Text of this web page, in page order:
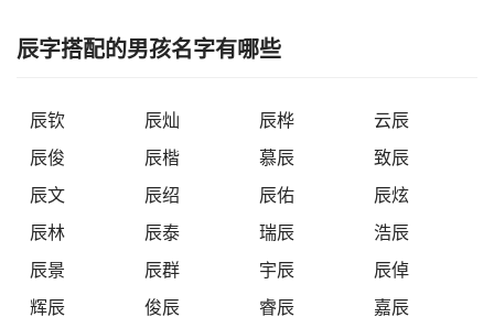
辰字搭配的男孩名字有哪些
辰钦 辰灿 辰桦
云辰
辰俊
辰楷 慕辰
致辰
辰文
辰绍 辰佑
辰炫
辰林
辰泰 瑞辰
浩辰
辰景
辰群 宇辰
辰倬
辉辰
俊辰 睿辰
嘉辰